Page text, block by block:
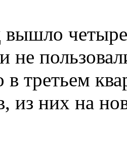
вышло
не
в третьем
из них на